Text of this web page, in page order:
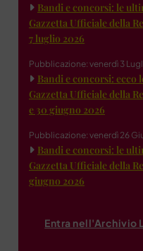
Bandi e concorsi: le
Gazzetta Ufficiale della
7 luglio 2026
Pubblicazione: venerdì 3
Bandi e concorsi: ecco
Gazzetta Ufficiale della
e 30 giugno 2026
Pubblicazione: venerdì 26
Bandi e concorsi: le
Gazzetta Ufficiale della
giugno 2026
Entra nell'Archivio